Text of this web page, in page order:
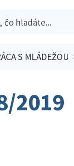
S MLÁDEŽOU
2019